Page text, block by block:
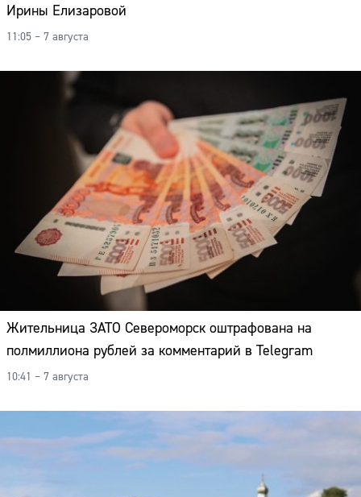
Ирины Елизаровой
11:05 – 7 августа
Жительница ЗАТО Североморск оштрафована на
полмиллиона рублей за комментарий в Telegram
10:41 – 7 августа